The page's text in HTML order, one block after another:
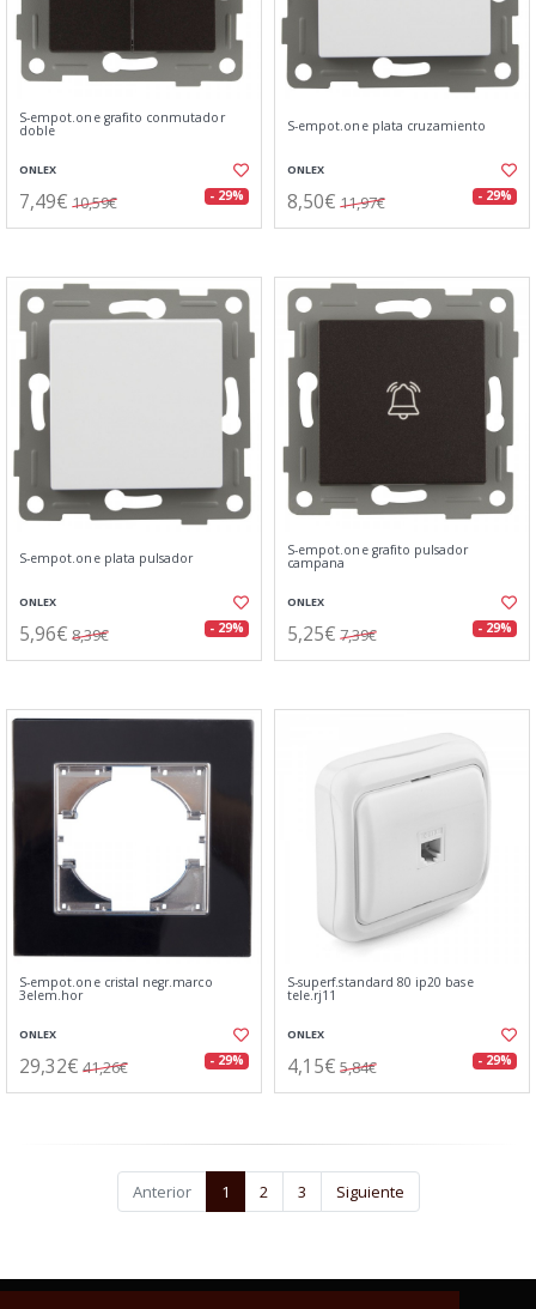
S-empot.one grafito conmutador
doble
ONLEX
7,49€ 10,59€ - 29%
S-empot.one plata cruzamiento
ONLEX
8,50€ 11,97€ - 29%
S-empot.one plata pulsador
ONLEX
5,96€ 8,39€ - 29%
S-empot.one grafito pulsador
campana
ONLEX
5,25€ 7,39€ - 29%
S-empot.one cristal negr.marco
3elem.hor
ONLEX
29,32€ 41,26€ - 29%
S-superf.standard 80 ip20 base
tele.rj11
ONLEX
4,15€ 5,84€ - 29%
Anterior 1 2 3 Siguiente